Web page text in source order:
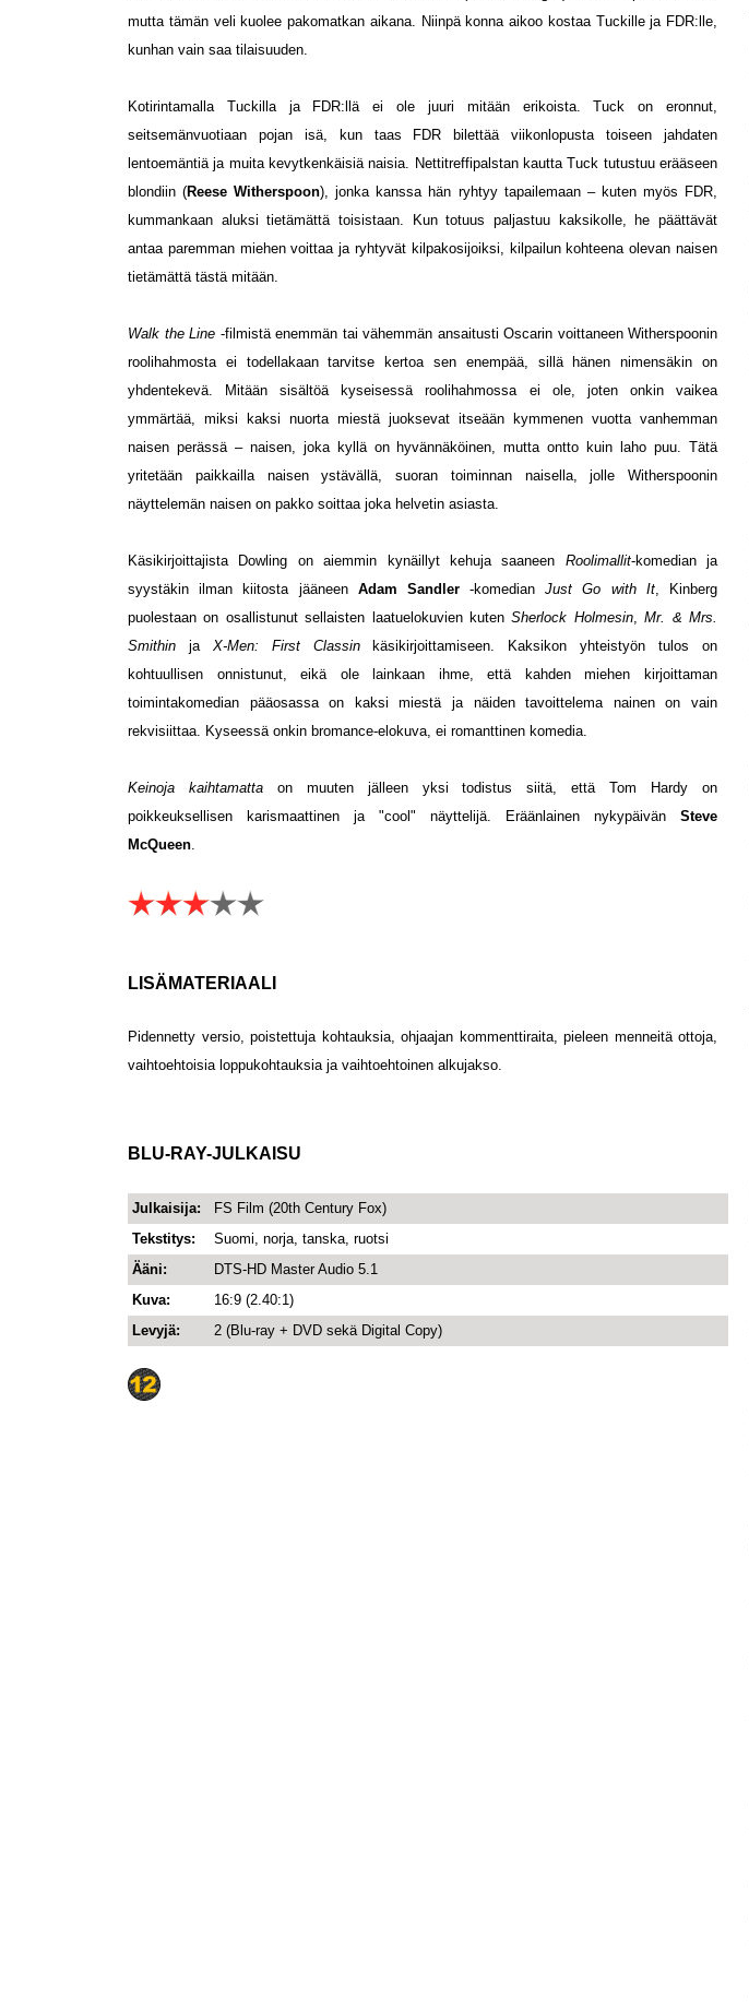
mutta tämän veli kuolee pakomatkan aikana. Niinpä konna aikoo kostaa Tuckille ja FDR:lle,
kunhan vain saa tilaisuuden.
Kotirintamalla Tuckilla ja FDR:llä ei ole juuri mitään erikoista. Tuck on eronnut,
seitsemänvuotiaan pojan isä, kun taas FDR bilettää viikonlopusta toiseen jahdaten
lentoemäntiä ja muita kevytkenkäisiä naisia. Nettitreffipalstan kautta Tuck tutustuu erääseen
blondiin (Reese Witherspoon), jonka kanssa hän ryhtyy tapailemaan – kuten myös FDR,
kummankaan aluksi tietämättä toisistaan. Kun totuus paljastuu kaksikolle, he päättävät
antaa paremman miehen voittaa ja ryhtyvät kilpakosijoiksi, kilpailun kohteena olevan naisen
tietämättä tästä mitään.
Walk the Line -filmistä enemmän tai vähemmän ansaitusti Oscarin voittaneen Witherspoonin
roolihahmosta ei todellakaan tarvitse kertoa sen enempää, sillä hänen nimensäkin on
yhdentekevä. Mitään sisältöä kyseisessä roolihahmossa ei ole, joten onkin vaikea
ymmärtää, miksi kaksi nuorta miestä juoksevat itseään kymmenen vuotta vanhemman
naisen perässä – naisen, joka kyllä on hyvännäköinen, mutta ontto kuin laho puu. Tätä
yritetään paikkailla naisen ystävällä, suoran toiminnan naisella, jolle Witherspoonin
näyttelemän naisen on pakko soittaa joka helvetin asiasta.
Käsikirjoittajista Dowling on aiemmin kynäillyt kehuja saaneen Roolimallit-komedian ja
syystäkin ilman kiitosta jääneen Adam Sandler-komedianJust Go with It, Kinberg
puolestaan on osallistunut sellaisten laatuelokuvien kutenSherlock Holmesin,Mr. & Mrs.
Smithin ja X-Men: First Classinkäsikirjoittamiseen. Kaksikon yhteistyön tulos on
kohtuullisen onnistunut, eikä ole lainkaan ihme, että kahden miehen kirjoittaman
toimintakomedian pääosassa on kaksi miestä ja näiden tavoittelema nainen on vain
rekvisiittaa. Kyseessä onkin bromance-elokuva, ei romanttinen komedia.
Keinoja kaihtamattaon muuten jälleen yksi todistus siitä, että Tom Hardy on
poikkeuksellisen karismaattinen ja "cool" näyttelijä. Eräänlainen nykypäivän Steve
McQueen.
LISÄMATERIAALI
Pidennetty versio, poistettuja kohtauksia, ohjaajan kommenttiraita, pieleen menneitä ottoja,
vaihtoehtoisia loppukohtauksia ja vaihtoehtoinen alkujakso.
BLU-RAY-JULKAISU
Julkaisija:
FS Film (20th Century Fox)
Tekstitys:
Suomi, norja, tanska, ruotsi
Ääni:
DTS-HD Master Audio 5.1
Kuva:
16:9 (2.40:1)
Levyjä:
2 (Blu-ray + DVD sekä Digital Copy)